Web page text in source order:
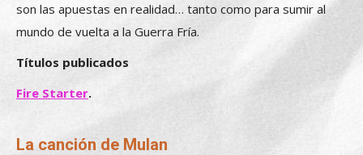
son las apuestas en realidad… tanto como para sumir al
mundo de vuelta a la Guerra Fría.
Títulos publicados
Fire Starter.
La canción de Mulan